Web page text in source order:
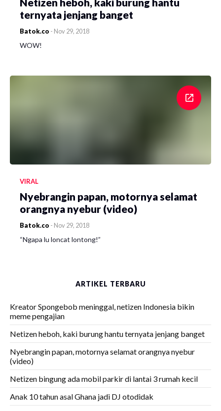
ternyata jenjang banget
Batok.co - Nov 29, 2018
WOW!
VIRAL
Nyebrangin papan, motornya selamat
orangnya nyebur (video)
Batok.co - Nov 29, 2018
“Ngapa lu loncat lontong!”
ARTIKEL TERBARU
Kreator Spongebob meninggal, netizen Indonesia bikin
meme pengajian
Netizen heboh, kaki burung hantu ternyata jenjang banget
Nyebrangin papan, motornya selamat orangnya nyebur
(video)
Netizen bingung ada mobil parkir di lantai 3 rumah kecil
Anak 10 tahun asal Ghana jadi DJ otodidak